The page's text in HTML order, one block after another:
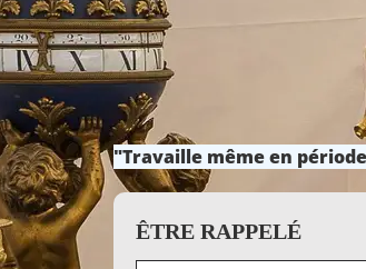
"Travaille même en
ÊTRE RAPPELÉ